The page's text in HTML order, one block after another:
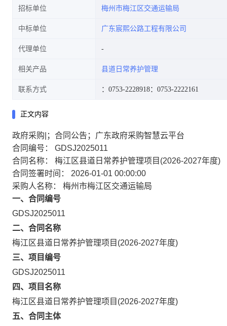
招标单位 梅州市梅江区交通运输局
中标单位 广东宸熙公路工程有限公司
代理单位
相关产品 县道日常养护管理
联系方式 ：0753-2228918：0753-2222161
正文内容
政府采购|；合同公告；广东政府采购智慧云平台
合同编号： GDSJ2025011
合同名称： 梅江区县道日常养护管理项目(2026-2027年度)
合同签署时间： 2026-01-01 00:00:00
采购人名称： 梅州市梅江区交通运输局
一、合同编号
GDSJ2025011
二、合同名称
梅江区县道日常养护管理项目(2026-2027年度)
三、项目编号
GDSJ2025011
四、项目名称
梅江区县道日常养护管理项目(2026-2027年度)
五、合同主体